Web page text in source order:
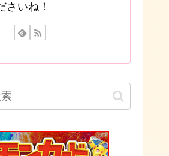
さいね！